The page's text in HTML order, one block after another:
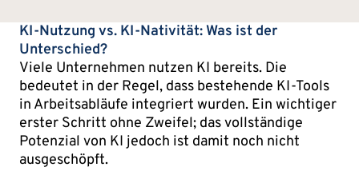
KI-Nutzung vs. KI-Nativität: Was ist der
Unterschied?
Viele Unternehmen nutzen KI bereits. Die
bedeutet in der Regel, dass bestehende KI-Tools
in Arbeitsabläufe integriert wurden. Ein wichtiger
erster Schritt ohne Zweifel; das vollständige
Potenzial von KI jedoch ist damit noch nicht
ausgeschöpft.